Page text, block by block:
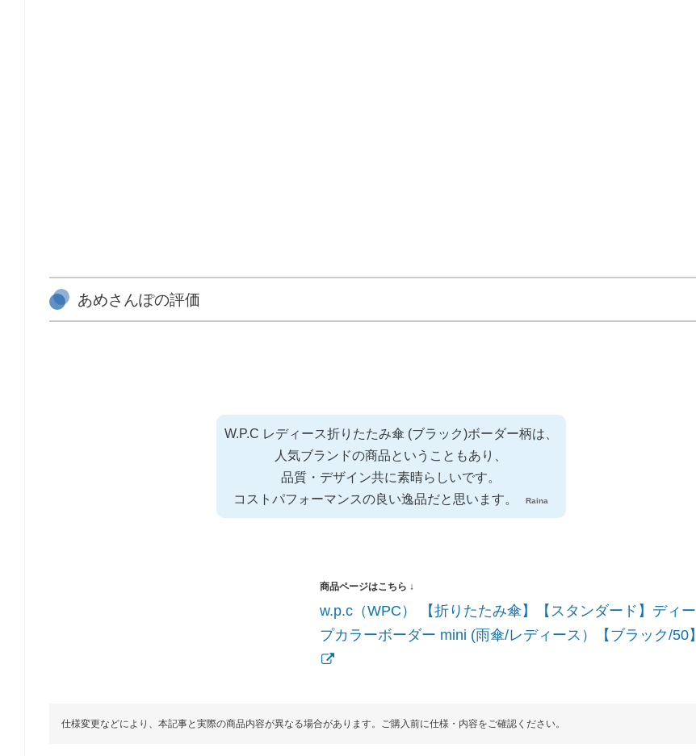
あめさんぽの評価
W.P.C レディース折りたたみ傘 (ブラック)ボーダー柄は、
人気ブランドの商品ということもあり、
品質・デザイン共に素晴らしいです。
コストパフォーマンスの良い逸品だと思います。
Raina
w.p.c（WPC） 【折りたたみ傘】【スタンダード】ディー
プカラーボーダー mini (雨傘/レディース）【ブラック/50】
仕様変更などにより、本記事と実際の商品内容が異なる場合があります。ご購入前に仕様・内容をご確認ください。